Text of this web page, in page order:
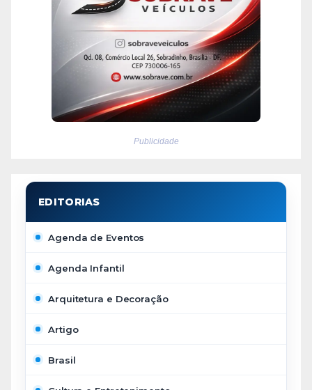
Publicidade
Agenda de Eventos
Agenda Infantil
Arquitetura e Decoração
Artigo
Brasil